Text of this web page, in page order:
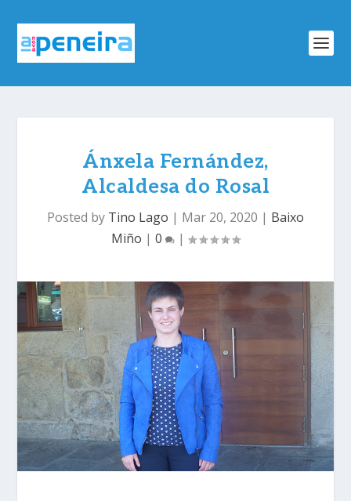
Ánxela Fernández,
Alcaldesa do Rosal
Posted by Tino Lago | Mar 20, 2020 | Baixo
Miño | 0 |